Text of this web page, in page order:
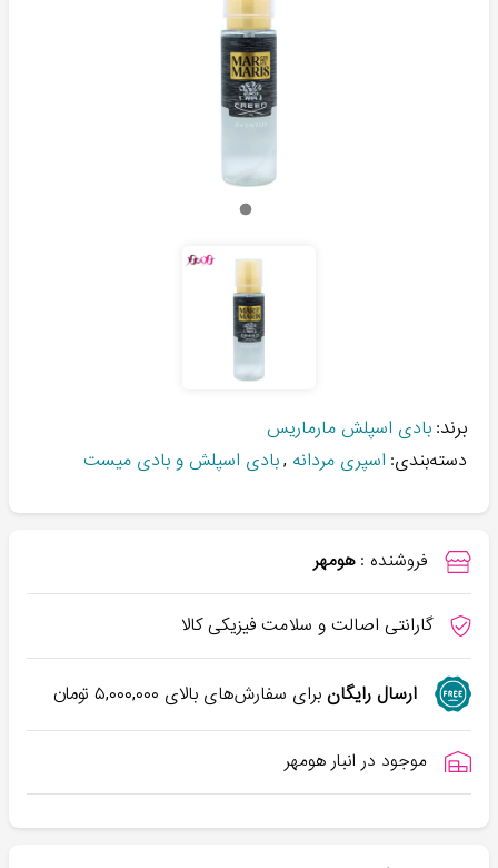
برند: بادی اسپلش مارماریس
دسته‌بندی: اسپری مردانه ,بادی اسپلش و بادی میست
فروشنده : هومهر
گارانتی اصالت و سلامت فیزیکی کالا
ارسال رایگانبرای سفارش‌های بالای ۵,۰۰۰,۰۰۰تومان
موجود در انبار هومهر